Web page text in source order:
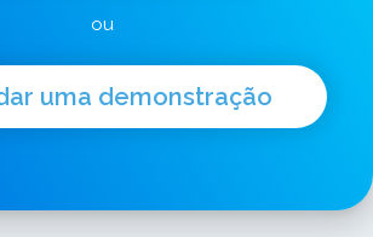
ou
uma demonstração